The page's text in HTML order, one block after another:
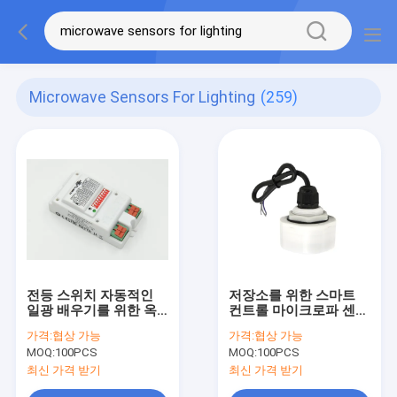
Microwave Sensors For Lighting (259)
전등 스위치 자동적인
일광 배우기를 위한 옥
동 측정기
가격:협상 가능
MOQ:100PCS
최신 가격 받기
저장소를 위한 스마트
컨트롤 마이크로파 센서
서를 밝히기
가격:협상 가능
MOQ:100PCS
최신 가격 받기